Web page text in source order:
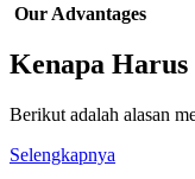
Our Advantages
Kenapa
Berikut adalah alasan
Selengkapnya